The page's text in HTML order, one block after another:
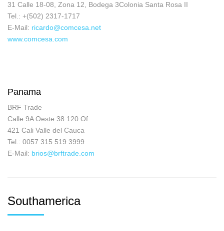
31 Calle 18-08, Zona 12, Bodega 3Colonia Santa Rosa II
Tel.: +(502) 2317-1717
E-Mail: ricardo@comcesa.net
www.comcesa.com
Panama
BRF Trade
Calle 9A Oeste 38 120 Of.
421 Cali Valle del Cauca
Tel.: 0057 315 519 3999
E-Mail: brios@brftrade.com
Southamerica